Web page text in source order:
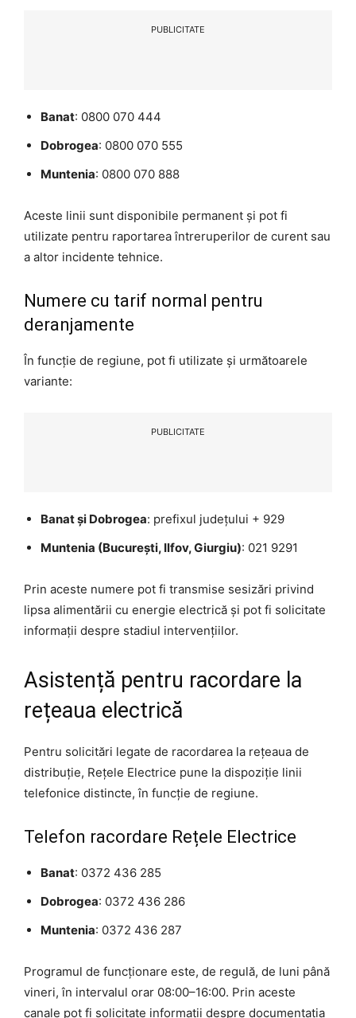
PUBLICITATE
Banat: 0800 070 444
Dobrogea: 0800 070 555
Muntenia: 0800 070 888
Aceste linii sunt disponibile permanent și pot fi
utilizate pentru raportarea întreruperilor de curent sau
a altor incidente tehnice.
Numere cu tarif normal pentru
deranjamente
În funcție de regiune, pot fi utilizate și următoarele
variante:
PUBLICITATE
Banat și Dobrogea: prefixul județului + 929
Muntenia (București, Ilfov, Giurgiu): 021 9291
Prin aceste numere pot fi transmise sesizări privind
lipsa alimentării cu energie electrică și pot fi solicitate
informații despre stadiul intervențiilor.
Asistență pentru racordare la
rețeaua electrică
Pentru solicitări legate de racordarea la rețeaua de
distribuție, Rețele Electrice pune la dispoziție linii
telefonice distincte, în funcție de regiune.
Telefon racordare Rețele Electrice
Banat: 0372 436 285
Dobrogea: 0372 436 286
Muntenia: 0372 436 287
Programul de funcționare este, de regulă, de luni până
vineri, în intervalul orar 08:00–16:00. Prin aceste
canale pot fi solicitate informații despre documentația